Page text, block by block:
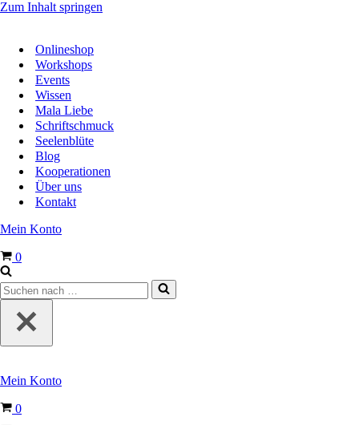
Zum Inhalt springen
Onlineshop
Workshops
Events
Wissen
Mala Liebe
Schriftschmuck
Seelenblüte
Blog
Kooperationen
Über uns
Kontakt
Mein Konto
Warenkorb
0
Suchen
nach …
Mein Konto
Warenkorb
0